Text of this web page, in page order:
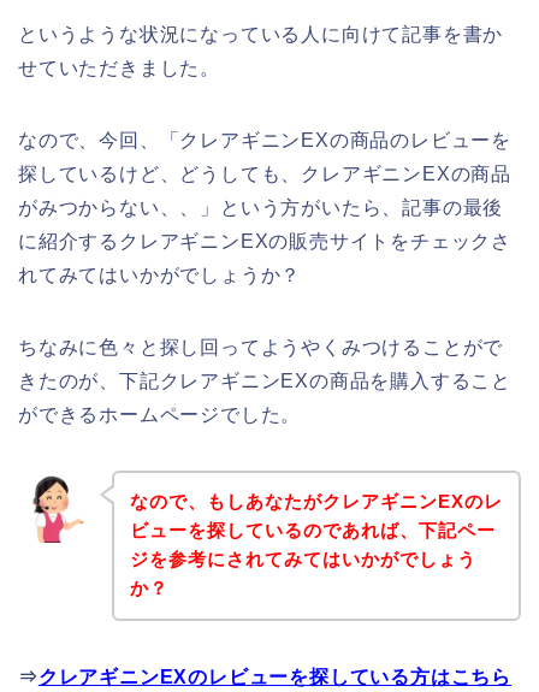
というような状況になっている人に向けて記事を書か
せていただきました。
なので、今回、「クレアギニンEXの商品のレビューを
探しているけど、どうしても、クレアギニンEXの商品
がみつからない、、」という方がいたら、記事の最後
に紹介するクレアギニンEXの販売サイトをチェックさ
れてみてはいかがでしょうか？
ちなみに色々と探し回ってようやくみつけることがで
きたのが、下記クレアギニンEXの商品を購入すること
ができるホームページでした。
なので、もしあなたがクレアギニンEXのレ
ビューを探しているのであれば、下記ペー
ジを参考にされてみてはいかがでしょう
か？
⇒クレアギニンEXのレビューを探している方はこちら